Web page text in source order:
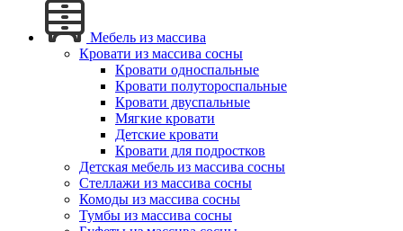
Мебель из массива
Кровати из массива сосны
Кровати односпальные
Кровати полутороспальные
Кровати двуспальные
Мягкие кровати
Детские кровати
Кровати для подростков
Детская мебель из массива сосны
Стеллажи из массива сосны
Комоды из массива сосны
Тумбы из массива сосны